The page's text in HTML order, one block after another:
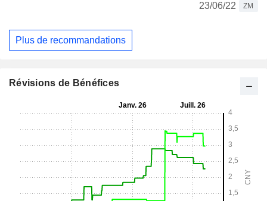
23/06/22
ZM
Plus de recommandations
Révisions de Bénéfices